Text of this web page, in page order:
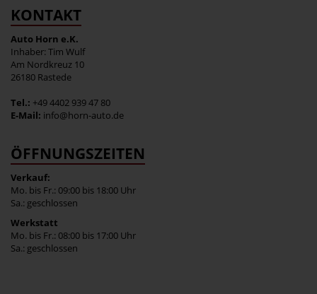
KONTAKT
Auto Horn e.K.
Inhaber: Tim Wulf
Am Nordkreuz 10
26180 Rastede
Tel.: +49 4402 939 47 80
E-Mail: info@horn-auto.de
ÖFFNUNGSZEITEN
Verkauf:
Mo. bis Fr.: 09:00 bis 18:00 Uhr
Sa.: geschlossen
Werkstatt
Mo. bis Fr.: 08:00 bis 17:00 Uhr
Sa.: geschlossen